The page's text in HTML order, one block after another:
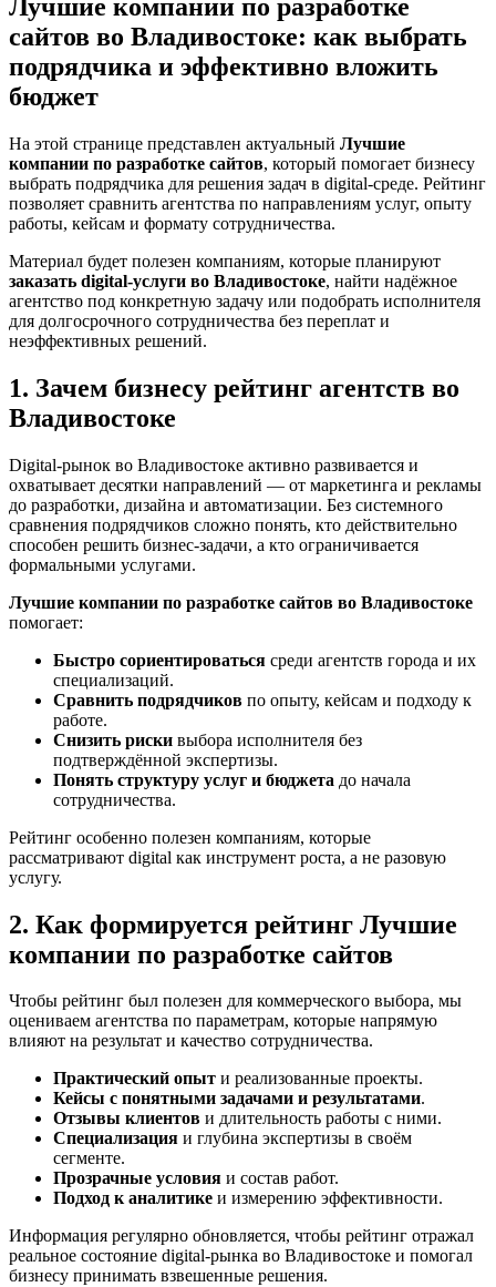
Лучшие компании по разработке
сайтов во Владивостоке: как выбрать
подрядчика и эффективно вложить
бюджет
На этой странице представлен актуальный Лучшие
компании по разработке сайтов, который помогает бизнесу
выбрать подрядчика для решения задач в digital-среде. Рейтинг
позволяет сравнить агентства по направлениям услуг, опыту
работы, кейсам и формату сотрудничества.
Материал будет полезен компаниям, которые планируют
заказать digital-услуги во Владивостоке, найти надёжное
агентство под конкретную задачу или подобрать исполнителя
для долгосрочного сотрудничества без переплат и
неэффективных решений.
1. Зачем бизнесу рейтинг агентств во
Владивостоке
Digital-рынок во Владивостоке активно развивается и
охватывает десятки направлений — от маркетинга и рекламы
до разработки, дизайна и автоматизации. Без системного
сравнения подрядчиков сложно понять, кто действительно
способен решить бизнес-задачи, а кто ограничивается
формальными услугами.
Лучшие компании по разработке сайтов во Владивостоке
помогает:
Быстро сориентироваться среди агентств города и их
специализаций.
Сравнить подрядчиков по опыту, кейсам и подходу к
работе.
Снизить риски выбора исполнителя без
подтверждённой экспертизы.
Понять структуру услуг и бюджета до начала
сотрудничества.
Рейтинг особенно полезен компаниям, которые
рассматривают digital как инструмент роста, а не разовую
услугу.
2. Как формируется рейтинг Лучшие
компании по разработке сайтов
Чтобы рейтинг был полезен для коммерческого выбора, мы
оцениваем агентства по параметрам, которые напрямую
влияют на результат и качество сотрудничества.
Практический опыт и реализованные проекты.
Кейсы с понятными задачами и результатами.
Отзывы клиентов и длительность работы с ними.
Специализация и глубина экспертизы в своём
сегменте.
Прозрачные условия и состав работ.
Подход к аналитике и измерению эффективности.
Информация регулярно обновляется, чтобы рейтинг отражал
реальное состояние digital-рынка во Владивостоке и помогал
бизнесу принимать взвешенные решения.